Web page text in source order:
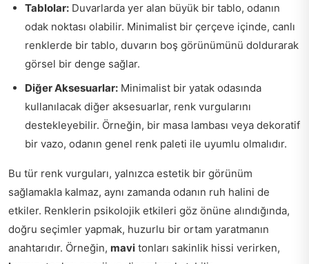
Tablolar: Duvarlarda yer alan büyük bir tablo, odanın
odak noktası olabilir. Minimalist bir çerçeve içinde, canlı
renklerde bir tablo, duvarın boş görünümünü doldurarak
görsel bir denge sağlar.
Diğer Aksesuarlar: Minimalist bir yatak odasında
kullanılacak diğer aksesuarlar, renk vurgularını
destekleyebilir. Örneğin, bir masa lambası veya dekoratif
bir vazo, odanın genel renk paleti ile uyumlu olmalıdır.
Bu tür renk vurguları, yalnızca estetik bir görünüm
sağlamakla kalmaz, aynı zamanda odanın ruh halini de
etkiler. Renklerin psikolojik etkileri göz önüne alındığında,
doğru seçimler yapmak, huzurlu bir ortam yaratmanın
anahtarıdır. Örneğin, mavi tonları sakinlik hissi verirken,